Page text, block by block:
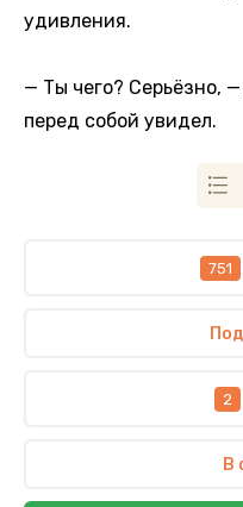
удивления.
— Ты чего? Серьёзно,
перед собой увидел.
751
2
В